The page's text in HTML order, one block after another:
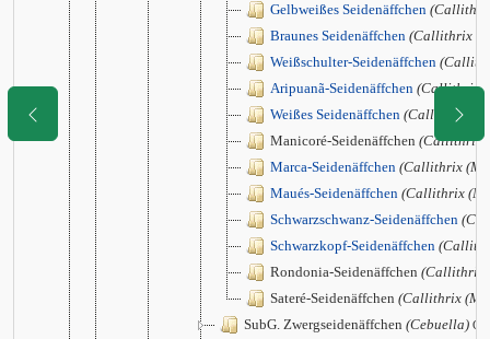
Gelbweißes Seidenäffchen
Braunes Seidenäffchen (Callithrix
Weißschulter-Seidenäffchen
Aripuanã-Seidenäffchen (Callithrix
Weißes Seidenäffchen (Callithrix
Manicoré-Seidenäffchen (Callithrix
Marca-Seidenäffchen (Callithrix
Maués-Seidenäffchen (Callithrix
Schwarzschwanz-Seidenäffchen
Schwarzkopf-Seidenäffchen
Rondonia-Seidenäffchen (Callithrix
Sateré-Seidenäffchen (Callithrix
SubG. Zwergseidenäffchen (Cebuella)